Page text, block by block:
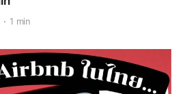
1 min